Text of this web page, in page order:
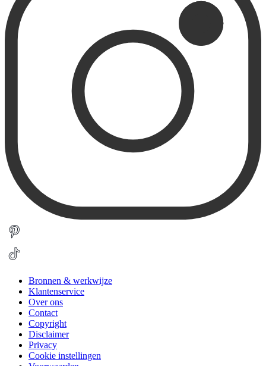
Bronnen & werkwijze
Klantenservice
Over ons
Contact
Copyright
Disclaimer
Privacy
Cookie instellingen